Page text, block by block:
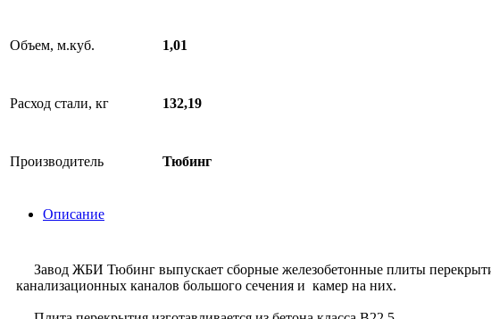
Объем, м.куб. 1,01
Расход стали, кг 132,19
Производитель Тюбинг
Описание
Завод ЖБИ Тюбинг выпускает cборные железобетонные плиты
канализационных каналов большого сечения и камер на них.